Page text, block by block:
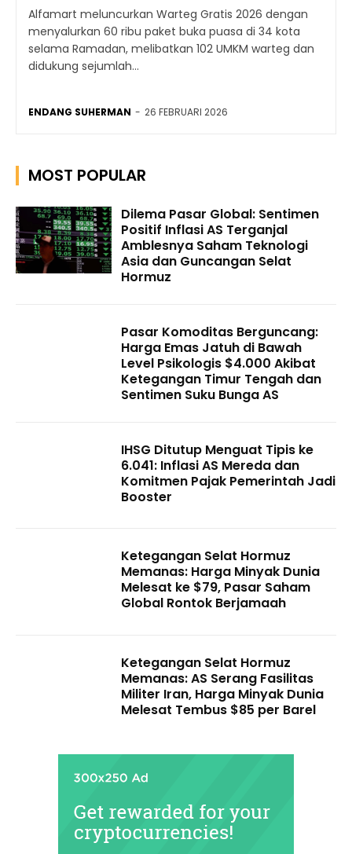
Alfamart meluncurkan Warteg Gratis 2026 dengan
menyalurkan 60 ribu paket buka puasa di 34 kota
selama Ramadan, melibatkan 102 UMKM warteg dan
didukung sejumlah...
ENDANG SUHERMAN - 26 FEBRUARI 2026
MOST POPULAR
Dilema Pasar Global: Sentimen
Positif Inflasi AS Terganjal
Amblesnya Saham Teknologi
Asia dan Guncangan Selat
Hormuz
Pasar Komoditas Berguncang:
Harga Emas Jatuh di Bawah
Level Psikologis $4.000 Akibat
Ketegangan Timur Tengah dan
Sentimen Suku Bunga AS
IHSG Ditutup Menguat Tipis ke
6.041: Inflasi AS Mereda dan
Komitmen Pajak Pemerintah Jadi
Booster
Ketegangan Selat Hormuz
Memanas: Harga Minyak Dunia
Melesat ke $79, Pasar Saham
Global Rontok Berjamaah
Ketegangan Selat Hormuz
Memanas: AS Serang Fasilitas
Militer Iran, Harga Minyak Dunia
Melesat Tembus $85 per Barel